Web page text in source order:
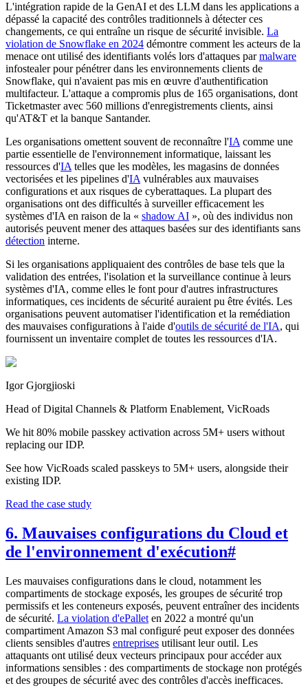
L'intégration rapide de la GenAI et des LLM dans les applications a
dépassé la capacité des contrôles traditionnels à détecter ces
changements, ce qui entraîne un risque de sécurité invisible. La
violation de Snowflake en 2024 démontre comment les acteurs de la
menace ont utilisé des identifiants volés lors d'attaques parmalware
infostealer pour pénétrer dans les environnements clients de
Snowflake, qui n'avaient pas mis en œuvre d'authentification
multifacteur. L'attaque a compromis plus de 165 organisations, dont
Ticketmaster avec 560 millions d'enregistrements clients, ainsi
qu'AT&T et la banque Santander.
Les organisations omettent souvent de reconnaître l'IA comme une
partie essentielle de l'environnement informatique, laissant les
ressources d'IA telles que les modèles, les magasins de données
vectorisées et les pipelines d'IA vulnérables aux mauvaises
configurations et aux risques de cyberattaques. La plupart des
organisations ont des difficultés à surveiller efficacement les
systèmes d'IA en raison de la « shadow AI », où des individus non
autorisés peuvent mener des attaques basées sur des identifiants sans
détection interne.
Si les organisations appliquaient des contrôles de base tels que la
validation des entrées, l'isolation et la surveillance continue à leurs
systèmes d'IA, comme elles le font pour d'autres infrastructures
informatiques, ces incidents de sécurité auraient pu être évités. Les
organisations peuvent automatiser l'identification et la remédiation
des mauvaises configurations à l'aide d'outils de sécurité de l'IA, qui
fournissent un inventaire complet de toutes les ressources d'IA.
Igor Gjorgjioski
Head of Digital Channels & Platform Enablement, VicRoads
We hit 80% mobile passkey activation across 5M+ users without
replacing our IDP.
See how VicRoads scaled passkeys to 5M+ users, alongside their
existing IDP.
Read the case study
6. Mauvaises configurations du Cloud et
de l'environnement d'exécution#
Les mauvaises configurations dans le cloud, notamment les
compartiments de stockage exposés, les groupes de sécurité trop
permissifs et les conteneurs exposés, peuvent entraîner des incidents
de sécurité. La violation d'ePallet en 2022 a montré qu'un
compartiment Amazon S3 mal configuré peut exposer des données
clients sensibles d'autres entreprises utilisant leur outil. Les
attaquants ont utilisé deux vecteurs principaux pour accéder aux
informations sensibles : des compartiments de stockage non protégés
et des groupes de sécurité avec des contrôles d'accès inefficaces.